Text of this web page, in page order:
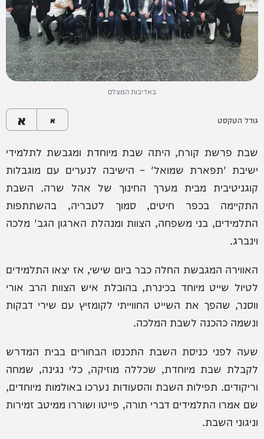
באדיבות המצלם
גודל הטקסט א א
שבת פרשת קורח, היתה שבת מיוחדת ומגבשת לתלמידי
ישיבת 'תפארת שמואל' – הישיבה לנערים עם מוגבלות
קוגניטיבית מבית מערך החינוך של אהל שרה. השבת
התקיימה בכפר חיטים, סמוך לטבריה, בהשתתפות
התלמידים, בני משפחה, הצוות ומנהלת הארגון הגב' מלכה
וינברג.
האווירה המגבשת החלה כבר ביום שישי, אז יצאו התלמידים
לטיול שייט מיוחד בכינרת, בהובלת איש הצוות הרב אורי
ווסנר, שהפך את השייט החווייתי לקומזיץ עם שירי דבקות
ונשמה כהכנה לשבת המלכה.
שעה לפני כניסת השבת התכנסו הבחורים בבית המדרש
לקבלת שבת מיוחדת, שכללה מוזיקה, כלי נגינה, שמחה
וריקודים. תפילות השבת והסעודות נערכו באולמות מיוחדים,
שם אמרו התלמידים דברי תורה, פייטו ושוררו ממיטב זמירות
וניגוני השבת.